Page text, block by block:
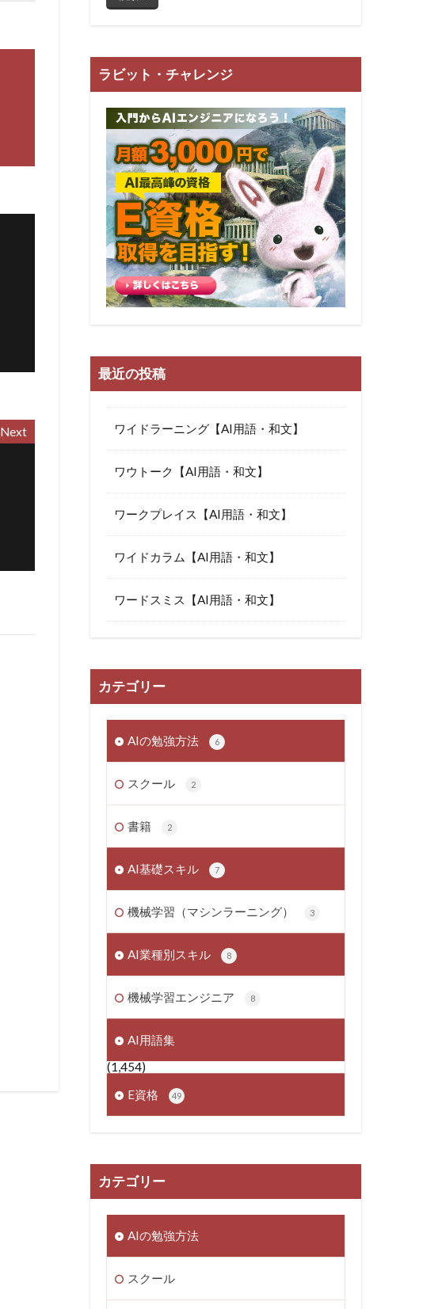
Next
ラビット・チャレンジ
最近の投稿
ワイドラーニング【AI用語・和文】
ワウトーク【AI用語・和文】
ワークプレイス【AI用語・和文】
ワイドカラム【AI用語・和文】
ワードスミス【AI用語・和文】
カテゴリー
AIの勉強方法 6
スクール 2
書籍 2
AI基礎スキル 7
機械学習（マシンラーニング） 3
AI業種別スキル 8
機械学習エンジニア 8
AI用語集
(1,454)
E資格
49
カテゴリー
AIの勉強方法
スクール